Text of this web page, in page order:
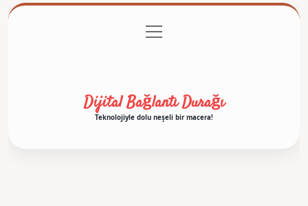
Gizlilik Politikası
menüyü
aç
Dijital Bağlantı Durağı
Teknolojiyle dolu neşeli bir macera!